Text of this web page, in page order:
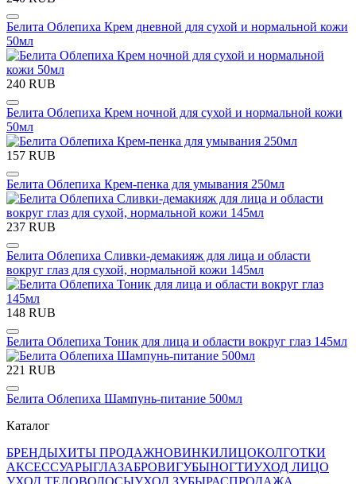
Белита Облепиха Крем дневной для сухой и нормальной кожи
50мл
240 RUB
Белита Облепиха Крем ночной для сухой и нормальной кожи
50мл
157 RUB
Белита Облепиха Крем-пенка для умывания 250мл
237 RUB
Белита Облепиха Сливки-демакияж для лица и области
вокруг глаз для сухой, нормальной кожи 145мл
148 RUB
Белита Облепиха Тоник для лица и области вокруг глаз 145мл
221 RUB
Белита Облепиха Шампунь-питание 500мл
Каталог
БРЕНДЫХИТЫ ПРОДАЖНОВИНКИЛИЦОКОЛГОТКИ
АКСЕССУАРЫГЛАЗАБРОВИГУБЫНОГТИУХОД ЛИЦО
УХОД ТЕЛОВОЛОСЫУХОД ЗУБЫРАСПРОДАЖА